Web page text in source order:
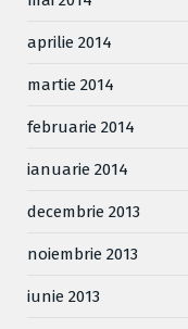
aprilie 2014
martie 2014
februarie 2014
ianuarie 2014
decembrie 2013
noiembrie 2013
iunie 2013